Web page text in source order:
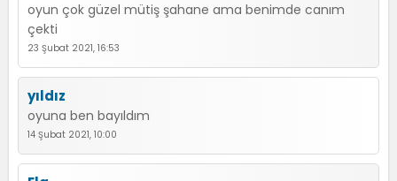
oyun çok güzel mütiş şahane ama benimde canım
çekti
23 Şubat 2021, 16:53
yıldız
oyuna ben bayıldım
14 Şubat 2021, 10:00